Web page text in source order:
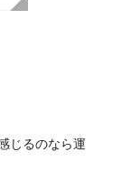
じるのなら運